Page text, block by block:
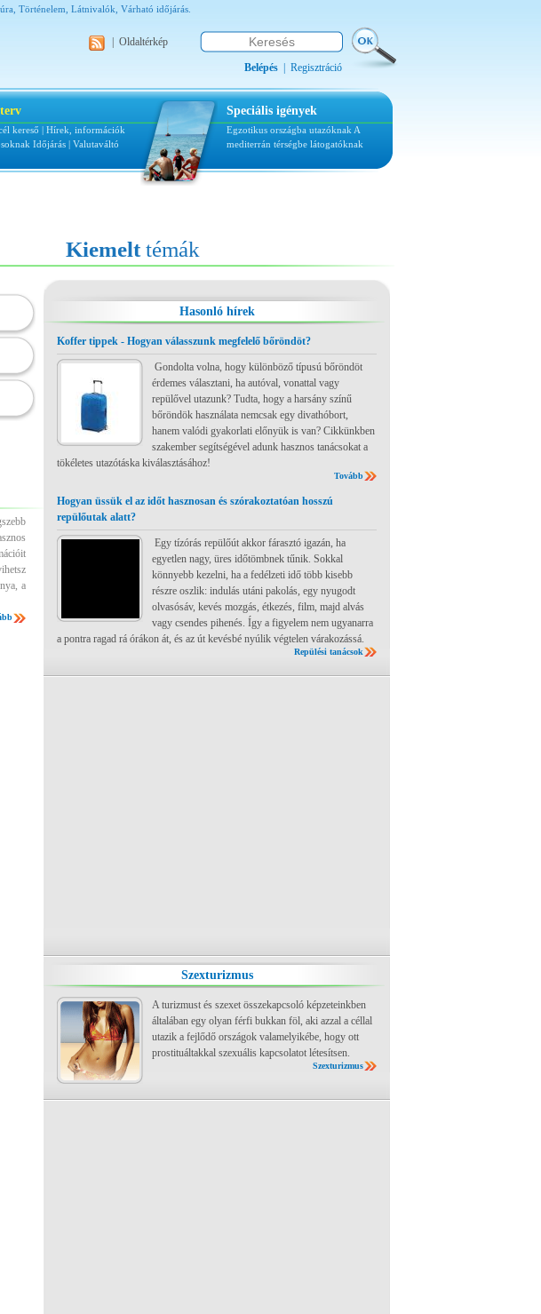
Történelem, Látnivalók, Várható időjárás.
Oldaltérkép
Belépés Regisztráció
kereső | Hírek, információk
Időjárás | Valutaváltó
Speciális igények
Egzotikus országba utazóknak A
mediterrán térségbe látogatóknak
a
Kiemelttémák
Hasonló hírek
Koffer tippek - Hogyan válasszunk megfelelő bőröndöt?
Gondolta volna, hogy különböző típusú bőröndöt
érdemes választani, ha autóval, vonattal vagy
repülővel utazunk? Tudta, hogy a harsány színű
bőröndök használata nemcsak egy divathóbort,
hanem valódi gyakorlati előnyük is van? Cikkünkben
szakember segítségével adunk hasznos tanácsokat a
tökéletes utazótáska kiválasztásához!
Tovább
Hogyan üssük el az időt hasznosan és szórakoztatóan hosszú
repülőutak alatt?
Egy tízórás repülőút akkor fárasztó igazán, ha
egyetlen nagy, üres időtömbnek tűnik. Sokkal
könnyebb kezelni, ha a fedélzeti idő több kisebb
részre oszlik: indulás utáni pakolás, egy nyugodt
olvasósáv, kevés mozgás, étkezés, film, majd alvás
vagy csendes pihenés. Így a figyelem nem ugyanarra
a pontra ragad rá órákon át, és az út kevésbé nyúlik végtelen várakozássá.
Repülési tanácsok
Szexturizmus
A turizmust és szexet összekapcsoló képzeteinkben
általában egy olyan férfi bukkan föl, aki azzal a céllal
utazik a fejlődő országok valamelyikébe, hogy ott
prostituáltakkal szexuális kapcsolatot létesítsen.
Szexturizmus